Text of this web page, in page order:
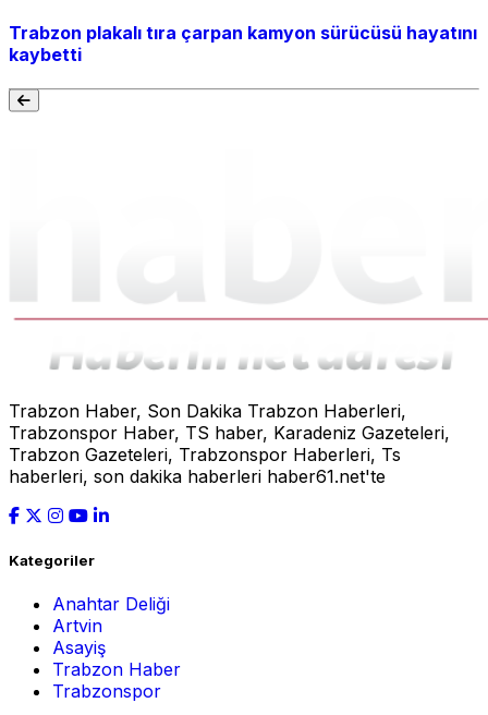
Trabzon plakalı tıra çarpan kamyon sürücüsü hayatını
kaybetti
Trabzon Haber, Son Dakika Trabzon Haberleri,
Trabzonspor Haber, TS haber, Karadeniz Gazeteleri,
Trabzon Gazeteleri, Trabzonspor Haberleri, Ts
haberleri, son dakika haberleri haber61.net'te
Kategoriler
Anahtar Deliği
Artvin
Asayiş
Trabzon Haber
Trabzonspor